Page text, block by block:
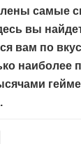
самые
вы
вам по
наиболее